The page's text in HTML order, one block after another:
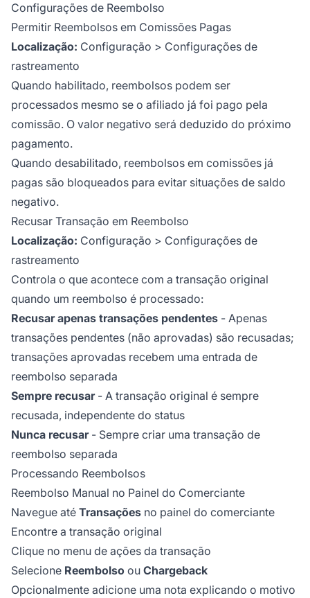
Configurações de Reembolso
Permitir Reembolsos em Comissões Pagas
Localização: Configuração > Configurações de
rastreamento
Quando habilitado, reembolsos podem ser
processados mesmo se o afiliado já foi pago pela
comissão. O valor negativo será deduzido do próximo
pagamento.
Quando desabilitado, reembolsos em comissões já
pagas são bloqueados para evitar situações de saldo
negativo.
Recusar Transação em Reembolso
Localização: Configuração > Configurações de
rastreamento
Controla o que acontece com a transação original
quando um reembolso é processado:
Recusar apenas transações pendentes - Apenas
transações pendentes (não aprovadas) são recusadas;
transações aprovadas recebem uma entrada de
reembolso separada
Sempre recusar- A transação original é sempre
recusada, independente do status
Nunca recusar- Sempre criar uma transação de
reembolso separada
Processando Reembolsos
Reembolso Manual no Painel do Comerciante
Navegue até Transações no painel do comerciante
Encontre a transação original
Clique no menu de ações da transação
Selecione Reembolso ou Chargeback
Opcionalmente adicione uma nota explicando o motivo